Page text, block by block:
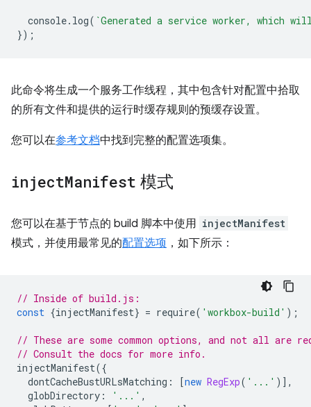
console. log( `Generated a service worker, which
});
此命令将生成一个服务工作线程，其中包含针对配置中拾取
的所有文件和提供的运行时缓存规则的预缓存设置。
您可以在参考文档中找到完整的配置选项集。
injectManifest 模式
您可以在基于节点的 build 脚本中使用 injectManifest
模式，并使用最常见的配置选项 ，如下所示：
// Inside of build.js:
const {injectManifest} = require( 'workbox-build' );
// These are some common options, and not all are
// Consult the docs for more info.
injectManifest({
dontCacheBustURLsMatching : [new RegExp( '...' )],
globDirectory : '...' ,